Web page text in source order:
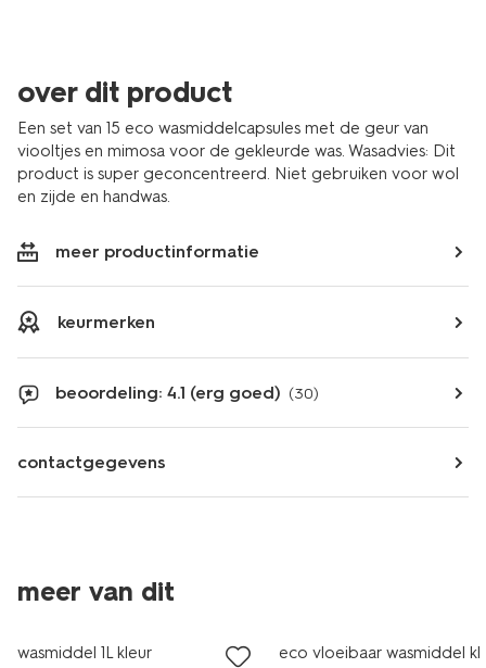
over dit product
Een set van 15 eco wasmiddelcapsules met de geur van
viooltjes en mimosa voor de gekleurde was. Wasadvies: Dit
product is super geconcentreerd. Niet gebruiken voor wol
en zijde en handwas.
meer productinformatie
keurmerken
beoordeling: 4.1 (erg goed) (30)
contactgegevens
meer van dit
nieuw
wasmiddel 1L kleur eco vloeibaar wasmiddel